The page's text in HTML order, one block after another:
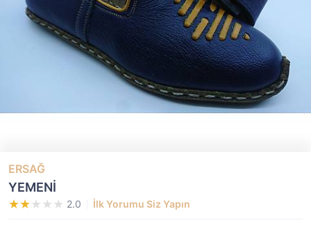
ERSAĞ
YEMENİ
2.0 İlk Yorumu Siz Yapın